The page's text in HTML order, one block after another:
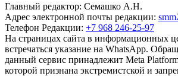
Главный редактор: Семашко А.Н.
Адрес электронной почты редакции:
Телефон Редакции: +7 968 246-25-97
На страницах сайта в информационных
встречаться указание на WhatsApp.
данный сервис принадлежит Meta
которой признана экстремистской и